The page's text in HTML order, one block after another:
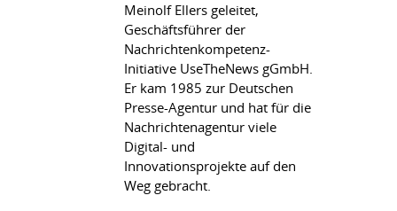
Meinolf Ellers geleitet,
Geschäftsführer der
Nachrichtenkompetenz-
Initiative UseTheNews gGmbH.
Er kam 1985 zur Deutschen
Presse-Agentur und hat für die
Nachrichtenagentur viele
Digital- und
Innovationsprojekte auf den
Weg gebracht.